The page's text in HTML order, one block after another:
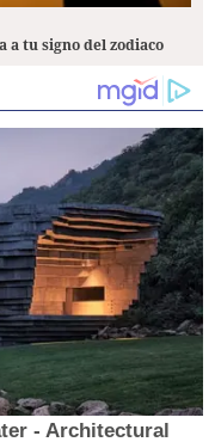
a tu signo del zodiaco
- Architectural